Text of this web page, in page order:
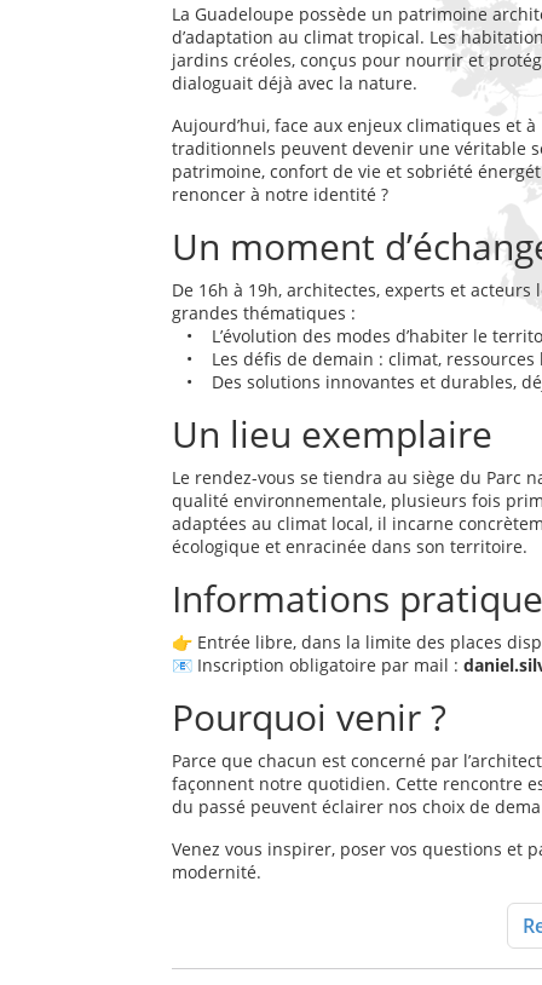
La Guadeloupe possède un patrimoine
d’adaptation au climat tropical. Les
jardins créoles, conçus pour nourrir et
dialoguait déjà avec la nature.
Aujourd’hui, face aux enjeux climatiques et
traditionnels peuvent devenir une véritable
patrimoine, confort de vie et sobriété
renoncer à notre identité ?
Un moment
De 16h à 19h, architectes, experts et
grandes thématiques :
• L’évolution des modes d’habiter le
• Les défis de demain : climat, ressources
• Des solutions innovantes et durables,
Un lieu exemplaire
Le rendez-vous se tiendra au siège du Parc
qualité environnementale, plusieurs fois
adaptées au climat local, il incarne
écologique et enracinée dans son territoire.
Informations
👉 Entrée libre, dans la limite des places
📧 Inscription obligatoire par mail :
Pourquoi venir ?
Parce que chacun est concerné par
façonnent notre quotidien. Cette rencontre
du passé peuvent éclairer nos choix de
Venez vous inspirer, poser vos questions et
modernité.